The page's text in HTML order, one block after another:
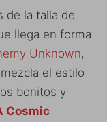
de la talla de
llega en forma
Unknown,
el estilo
bonitos y
Cosmic